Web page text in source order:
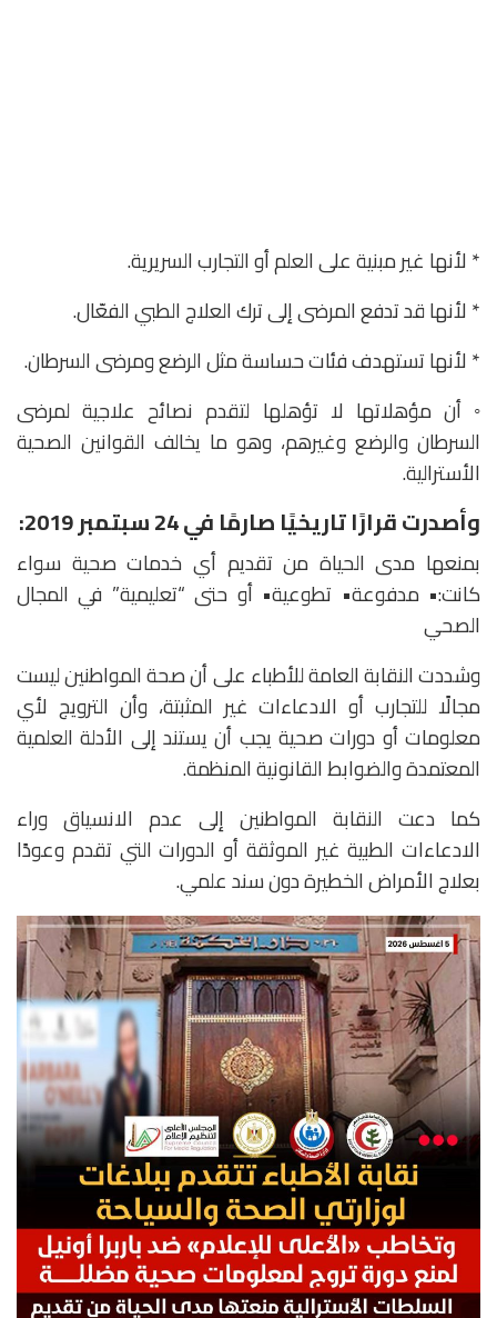
* لأنها غير مبنية على العلم أو التجارب السريرية.
* لأنها قد تدفع المرضى إلى ترك العلاج الطبي الفعّال.
* لأنها تستهدف فئات حساسة مثل الرضع ومرضى السرطان.
◦ أن مؤهلاتها لا تؤهلها لتقدم نصائح علاجية لمرضى
السرطان والرضع وغيرهم، وهو ما يخالف القوانين الصحية
الأسترالية.
وأصدرت قرارًا تاريخيًا صارمًا في 24 سبتمبر 2019:
بمنعها مدى الحياة من تقديم أي خدمات صحية سواء
كانت:• مدفوعة• تطوعية• أو حتى “تعليمية” في المجال
الصحي
وشددت النقابة العامة للأطباء على أن صحة المواطنين ليست
مجالًا للتجارب أو الادعاءات غير المثبتة، وأن الترويج لأي
معلومات أو دورات صحية يجب أن يستند إلى الأدلة العلمية
المعتمدة والضوابط القانونية المنظمة.
كما دعت النقابة المواطنين إلى عدم الانسياق وراء
الادعاءات الطبية غير الموثقة أو الدورات التي تقدم وعودًا
بعلاج الأمراض الخطيرة دون سند علمي.